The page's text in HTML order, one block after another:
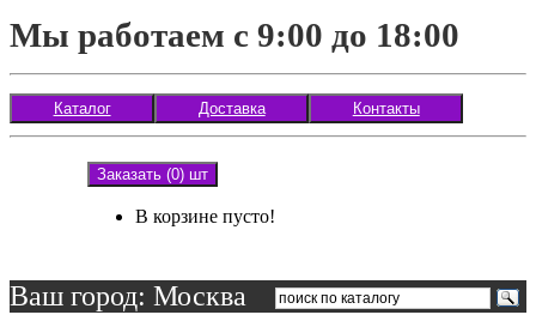
Мы работаем с 9:00 до 18:00
Каталог Доставка Контакты
Заказать (0) шт
В корзине пусто!
Ваш город: Москва